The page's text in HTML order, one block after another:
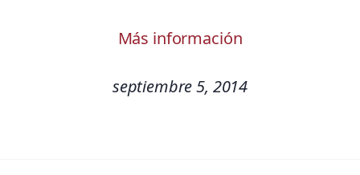
Más información
septiembre 5, 2014